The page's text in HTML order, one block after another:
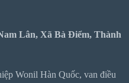
Lân, Xã Bà Điểm, Thành
Wonil Hàn Quốc, van điều